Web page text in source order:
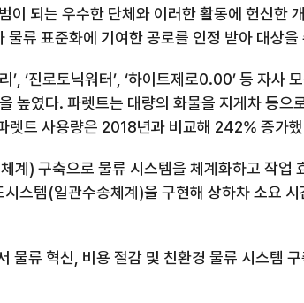
이 되는 우수한 단체와 이러한 활동에 헌신한
류 표준화에 기여한 공로를 인정 받아 대상을
’ ‘진로토닉워터’ ‘하이트제로0.00’ 등 자사
높였다. 파렛트는 대량의 화물을 지게차 등으
렛트 사용량은 2018년과 비교해 242% 증가
계 ) 구축으로 물류 시스템을 체계화하고 작업
시스템(일관수송체계 )을 구현해 상하차 소요
물류 혁신 비용 절감 및 친환경 물류 시스템